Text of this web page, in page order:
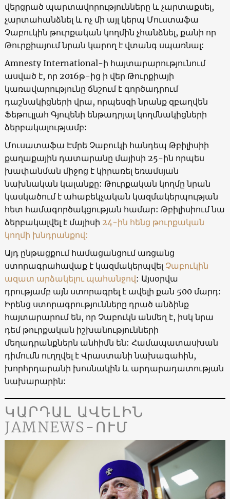
վերցրած պարտավորությունները և չարտաքսել,
չարտահանձնել և ոչ մի այլ կերպ Մուստաֆա
Չաբուկին թուրքական կողմին չհանձնել, քանի որ
Թուրքիայում նրան կարող է վտանգ սպառնալ:
Amnesty International-ի հայտարարությունում
ասված է, որ 2016թ-ից ի վեր Թուրքիայի
կառավարությունը ճնշում է գործադրում
դաշնակիցների վրա, որպեսզի նրանք զբաղվեն
Ֆեթուլլահ Գյուլենի ենթադրյալ կողմնակիցների
ձերբակալությամբ:
Մուսատաֆա Էմրե Չաբուկի հանդեպ Թբիլիսիի
քաղաքային դատարանը մայիսի 25-ին որպես
խափանման միջոց է կիրառել եռամսյան
նախնական կալանքը: Թուրքական կողմը նրան
կասկածում է ահաբեկչական կազմակերպության
հետ համագործակցության համար: Թբիլիսիում նա
ձերբակալվել է մայիսի 24-ին հենց թուրքական
կողմի խնդրանքով:
Այդ ընթացքում համացանցում առցանց
ստորագրահավաք է կազմակերպվել Չաբուկին
ազատ արձակելու պահանջով: Այսօրվա
դրությամբ այն ստորագրել է ավելի քան 500 մարդ:
Իրենց ստորագրությունները դրած անձինք
հայտարարում են, որ Չաբուկն անմեղ է, իսկ նրա
դեմ թուրքական իշխանությունների
մեղադրանքներն անհիմն են: Համապատասխան
դիմումն ուղղվել է Վրաստանի նախագահին,
խորհրդարանի խոսնակին և արդարադատության
նախարարին:
ԿԱՐԴԱԼ ԱՎԵԼԻՆ
JAMNEWS-ՈՒՄ